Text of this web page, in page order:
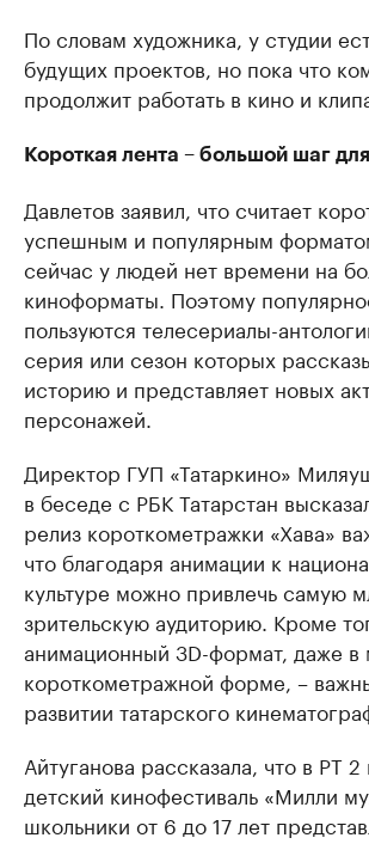
По словам художника, у студии
будущих проектов, но пока что
продолжит работать в кино и
Короткая лента – большой шаг
Давлетов заявил, что считает
успешным и популярным
сейчас у людей нет времени на
киноформаты. Поэтому
пользуются телесериалы-
серия или сезон которых
историю и представляет новых
персонажей.
Директор ГУП «Татаркино»
в беседе с РБК Татарстан
релиз короткометражки «Хава»
что благодаря анимации к
культуре можно привлечь самую
зрительскую аудиторию. Кроме
анимационный 3D-формат, даже в
короткометражной форме, –
развитии татарского
Айтуганова рассказала, что в РТ
детский кинофестиваль «Милли
школьники от 6 до 17 лет